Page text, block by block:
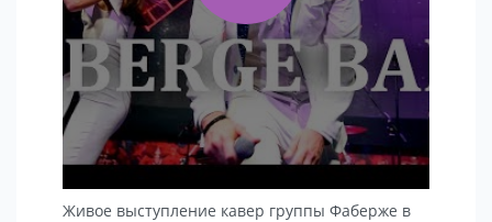
Живое выступление кавер группы Фаберже в